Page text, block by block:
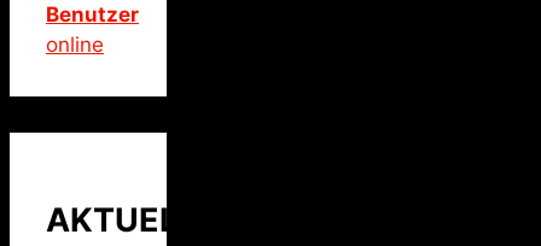
Benutzer
online
AKTUELLER